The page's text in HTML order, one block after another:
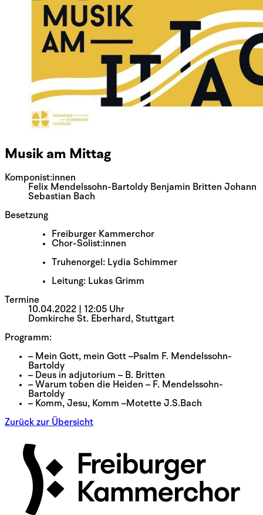
Musik am Mittag
Komponist:innen
Felix Mendelssohn-Bartoldy Benjamin Britten Johann
Sebastian Bach
Besetzung
Freiburger Kammerchor
Chor-Solist:innen
Truhenorgel: Lydia Schimmer
Leitung: Lukas Grimm
Termine
10.04.2022 | 12:05 Uhr
Domkirche St. Eberhard, Stuttgart
Programm:
– Mein Gott, mein Gott –Psalm F. Mendelssohn-
Bartoldy
– Deus in adjutorium – B. Britten
– Warum toben die Heiden – F. Mendelssohn-
Bartoldy
– Komm, Jesu, Komm –Motette J.S.Bach
Zurück zur Übersicht